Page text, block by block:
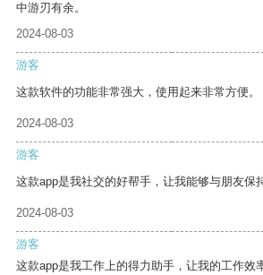
中游刃有余。
2024-08-03
游客
这款软件的功能非常强大，使用起来非常方便。
2024-08-03
游客
这款app是我社交的好帮手，让我能够与朋友保
2024-08-03
游客
这款app是我工作上的得力助手，让我的工作效